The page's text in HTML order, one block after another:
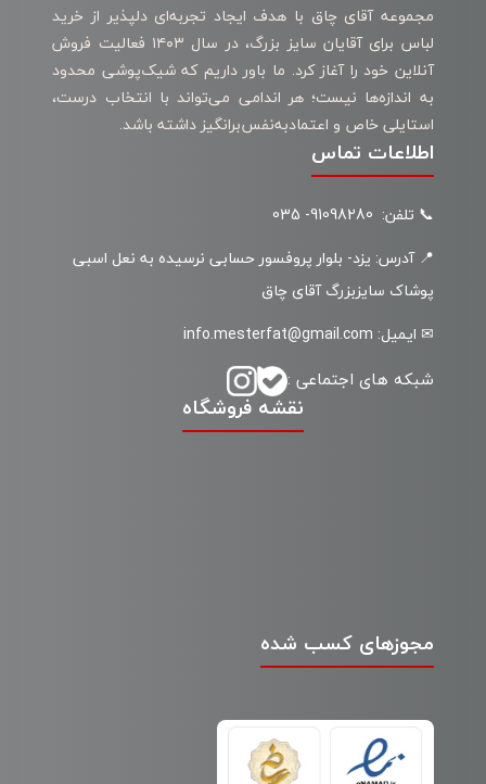
مجموعه آقای چاق با هدف ایجاد تجربه‌ای دلپذیر از خرید
لباس برای آقایان سایز بزرگ، در سال ۱۴۰۳ فعالیت فروش
آنلاین خود را آغاز کرد. ما باور داریم که شیک‌پوشی محدود
به اندازه‌ها نیست؛ هر اندامی می‌تواند با انتخاب درست،
استایلی خاص و اعتمادبه‌نفس‌برانگیز داشته باشد.
مجوزهای کسب شده
اطلاعات تماس
📞 تلفن: 91098280- 035
📍 آدرس: یزد- بلوار پروفسور حسابی نرسیده به نعل اسبی
پوشاک سایزبزرگ آقای چاق
✉ ایمیل: info.mesterfat@gmail.com
شبکه های اجتماعی :
نقشه فروشگاه